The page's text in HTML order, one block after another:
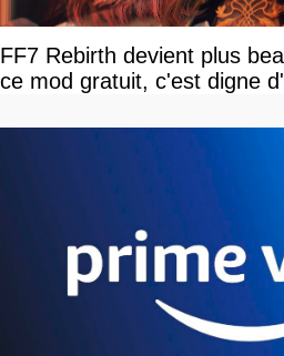
FF7 Rebirth devient plus
ce mod gratuit, c'est digne